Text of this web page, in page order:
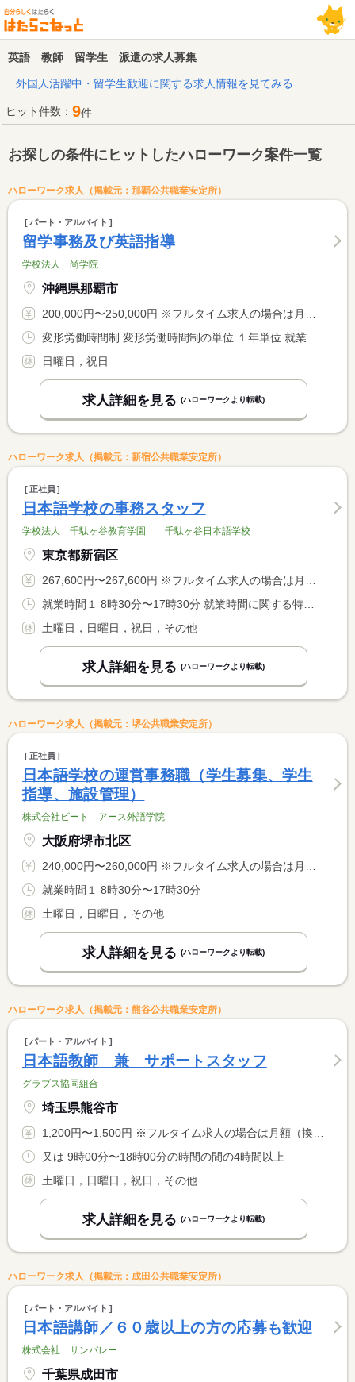
英語 教師 留学生 派遣の求人募集
外国人活躍中・留学生歓迎に関する求人情報を見てみる
ヒット件数： 9件
お探しの条件にヒットしたハローワーク案件一覧
ハローワーク求人（掲載元：那覇公共職業安定所）
パート・アルバイト
留学事務及び英語指導
学校法人 尚学院
沖縄県那覇市
200,000円〜250,000円 ※フルタイム求人の場合は月額（換算額）、パート求人の場合は時間額を表示しています。
日曜日，祝日
求人詳細を見る (ハローワークより転載)
ハローワーク求人（掲載元：新宿公共職業安定所）
正社員
日本語学校の事務スタッフ
学校法人 千駄ヶ谷教育学園 千駄ヶ谷日本語学校
東京都新宿区
267,600円〜267,600円 ※フルタイム求人の場合は月額（換算額）、パート求人の場合は時間額を表示しています。
土曜日，日曜日，祝日，その他
求人詳細を見る (ハローワークより転載)
ハローワーク求人（掲載元：堺公共職業安定所）
正社員
日本語学校の運営事務職（学生募集、学生
指導、施設管理）
株式会社ビート アース外語学院
大阪府堺市北区
240,000円〜260,000円 ※フルタイム求人の場合は月額（換算額）、パート求人の場合は時間額を表示しています。
就業時間１ 8時30分〜17時30分
土曜日，日曜日，その他
求人詳細を見る (ハローワークより転載)
ハローワーク求人（掲載元：熊谷公共職業安定所）
パート・アルバイト
日本語教師 兼 サポートスタッフ
グラブス協同組合
埼玉県熊谷市
1,200円〜1,500円 ※フルタイム求人の場合は月額（換算額）、パート求人の場合は時間額を表示しています。
又は 9時00分〜18時00分の時間の間の4時間以上
土曜日，日曜日，祝日，その他
求人詳細を見る (ハローワークより転載)
ハローワーク求人（掲載元：成田公共職業安定所）
パート・アルバイト
日本語講師／６０歳以上の方の応募も歓迎
株式会社 サンバレー
千葉県成田市